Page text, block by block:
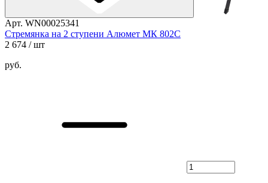
Арт. WN00025341
Стремянка на 2 ступени Алюмет МК 802С
2 674 / шт
руб.